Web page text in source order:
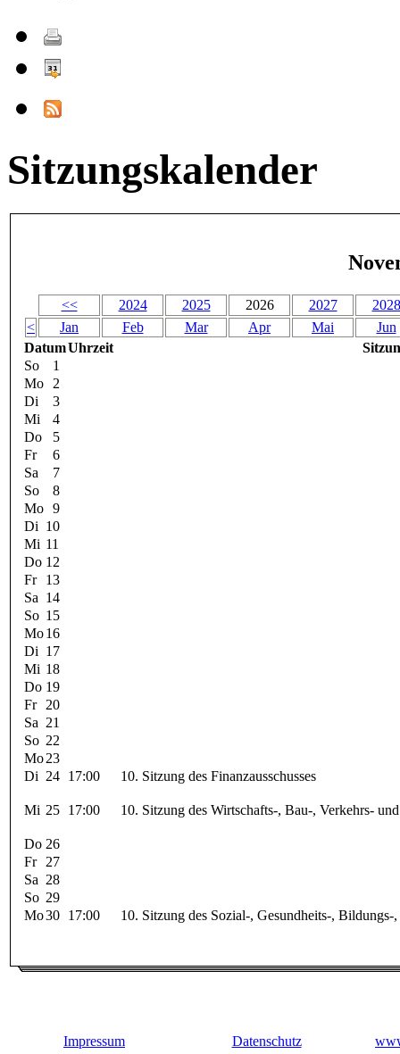
Sitzungskalender
<< 2024 2025 2026 2027
2028
<
Jan Feb Mar Apr Mai
Jun
DatumUhrzeit
So
1
Mo
2
Di
3
Mi
4
Do
5
Fr
6
Sa
7
So
8
Mo 9
Di 10
Mi 11
Do 12
Fr
13
Sa 14
So 15
Mo16
Di 17
Mi 18
Do 19
Fr
20
Sa 21
So 22
Mo23
Di 24 17:00 10. Sitzung des Finanzausschusses
Mi 25 17:00 10. Sitzung des Wirtschafts-, Bau-, Verkehrs-
Do 26
Fr
27
Sa 28
So 29
Mo30 17:00 10. Sitzung des Sozial-, Gesundheits-, Bildungs-
Impressum Datenschutz